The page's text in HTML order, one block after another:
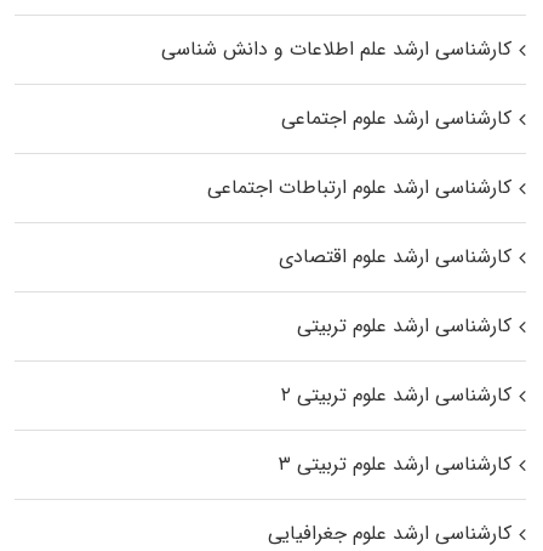
کارشناسی ارشد علم اطلاعات و دانش شناسی
کارشناسی ارشد علوم اجتماعی
کارشناسی ارشد علوم ارتباطات اجتماعی
کارشناسی ارشد علوم اقتصادی
کارشناسی ارشد علوم تربیتی
کارشناسی ارشد علوم تربیتی ۲
کارشناسی ارشد علوم تربیتی ۳
کارشناسی ارشد علوم جغرافیایی